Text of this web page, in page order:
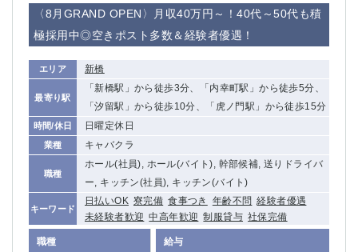
〈8月GRAND OPEN〉月収40万円～！40代～50代も積
極採用中◎空きポスト多数＆経験者優遇！
エリア 新橋
最寄り駅
「新橋駅」から徒歩3分、「内幸町駅」から徒歩5分、
「汐留駅」から徒歩10分、「虎ノ門駅」から徒歩15分
時間/休日 日曜定休日
業種 キャバクラ
職種
ホール(社員), ホール(バイト), 幹部候補, 送りドライバ
ー, キッチン(社員), キッチン(バイト)
キーワード
日払いOK 寮完備 食事つき 年齢不問 経験者優遇
未経験者歓迎 中高年歓迎 制服貸与 社保完備
職種 給与